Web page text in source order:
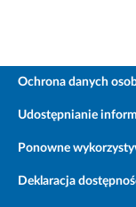
Ochrona danych
Udostępnianie
Ponowne
Deklaracja